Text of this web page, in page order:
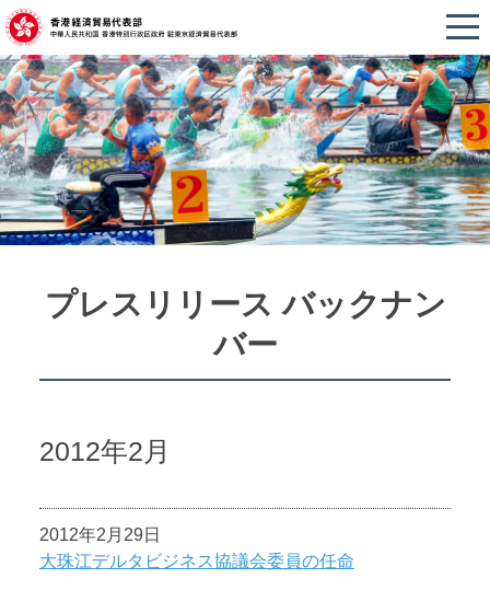
プレスリリース バックナン
バー
2012年2月
2012年2月29日
大珠江デルタビジネス協議会委員の任命